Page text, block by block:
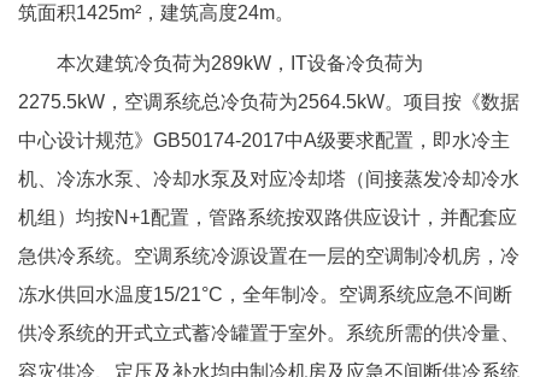
筑面积1425m²，建筑高度24m。
本次建筑冷负荷为289kW，IT设备冷负荷为
2275.5kW，空调系统总冷负荷为2564.5kW。项目按《数据
中心设计规范》GB50174-2017中A级要求配置，即水冷主
机、 冷冻水泵 冷却水泵及对应冷却塔（间接蒸发冷却冷水
机组）均按N+1配置，管路系统按双路供应设计，并配套应
急供冷系统。空调系统冷源设置在一层的空调制冷机房，冷
冻水供回水温度15/21°C，全年制冷。空调系统应急不间断
供冷系统的开式立式蓄冷罐置于室外。系统所需的供冷量、
容灾供冷、定压及补水均由制冷机房及应急不间断供冷系统